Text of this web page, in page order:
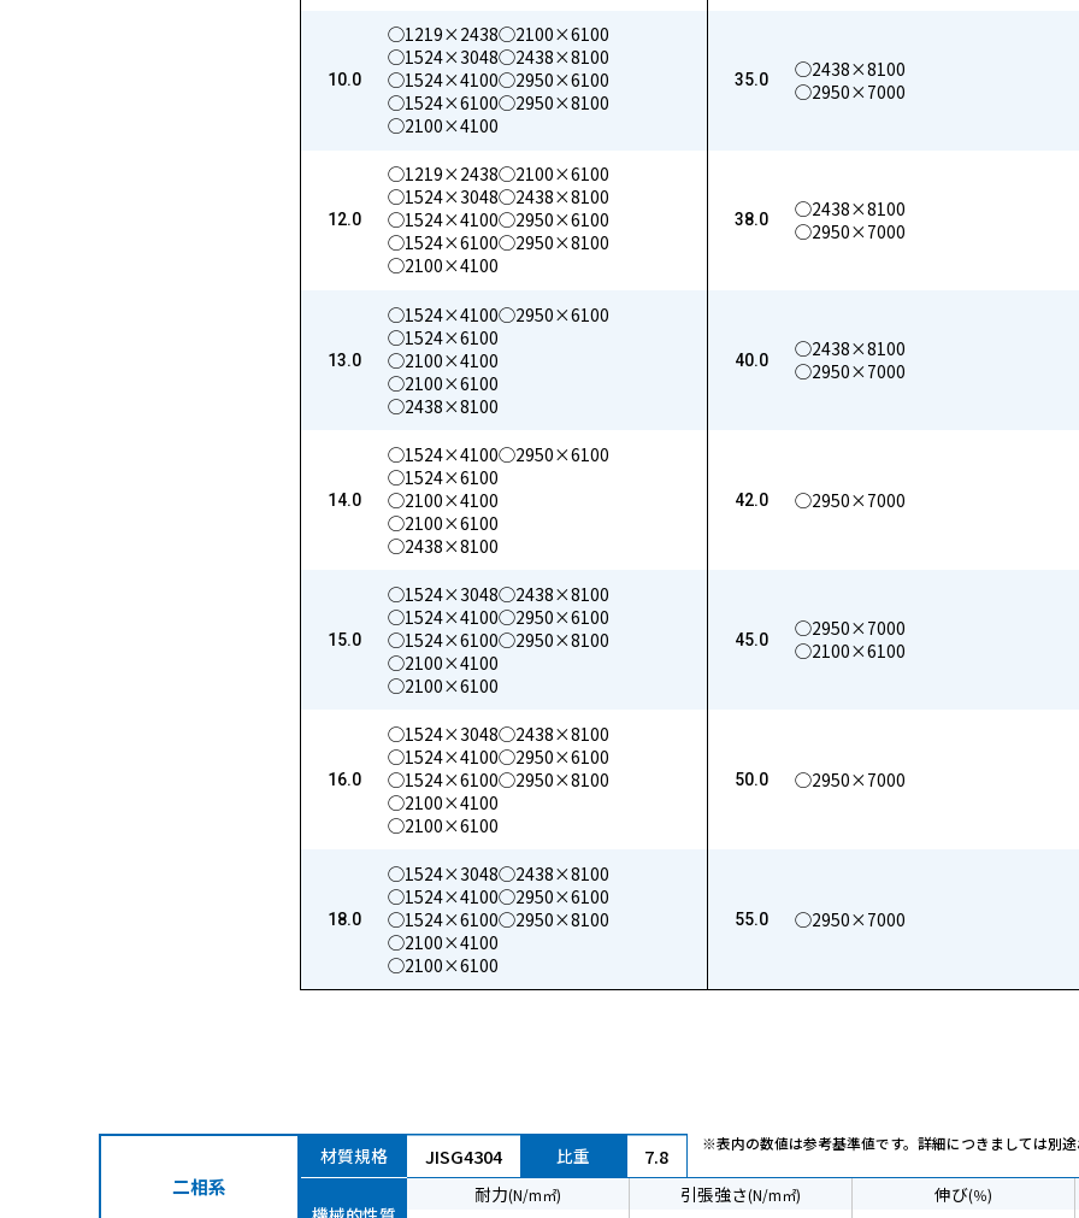
10.0
◯1219×2438
◯1524×3048
◯1524×4100
◯1524×6100
◯2100×4100
◯2100×6100
◯2438×8100
◯2950×6100
◯2950×8100
12.0
◯1219×2438
◯1524×3048
◯1524×4100
◯1524×6100
◯2100×4100
◯2100×6100
◯2438×8100
◯2950×6100
◯2950×8100
13.0
◯1524×4100
◯1524×6100
◯2100×4100
◯2100×6100
◯2438×8100
◯2950×6100
14.0
◯1524×4100
◯1524×6100
◯2100×4100
◯2100×6100
◯2438×8100
◯2950×6100
15.0
◯1524×3048
◯1524×4100
◯1524×6100
◯2100×4100
◯2100×6100
◯2438×8100
◯2950×6100
◯2950×8100
16.0
◯1524×3048
◯1524×4100
◯1524×6100
◯2100×4100
◯2100×6100
◯2438×8100
◯2950×6100
◯2950×8100
18.0
◯1524×3048
◯1524×4100
◯1524×6100
◯2100×4100
◯2100×6100
◯2438×8100
◯2950×6100
◯2950×8100
35.0
◯2438×8100
◯2950×7000
38.0
◯2438×8100
◯2950×7000
40.0
◯2438×8100
◯2950×7000
42.0 ◯2950×7000
45.0
◯2950×7000
◯2100×6100
50.0 ◯2950×7000
55.0 ◯2950×7000
二相系
材質規格 JISG4304 比重 7.8
※表内の数値は参考基準値です。詳細につきましては別途
耐力(N/m㎡) 引張強さ(N/m㎡) 伸び(％)